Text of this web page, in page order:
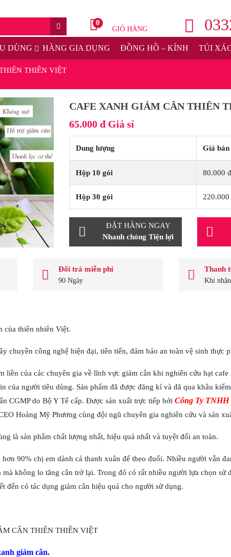
GIỎ HÀNG
0
DÙNG HÀNG GIA DỤNG ĐỒNG HỒ – KÍNH TÚI
THIÊN VIỆT
CAFE XANH GIẢM CÂN THIÊN
65.000 đ Giá sỉ
Dung lượng Giá bán
Hộp 10 gói 80.000 đ
Hộp 30 gói 220.000
ĐẶT HÀNG NGAY
Nhanh chóng Tiện lợi
Đổi trả miễn phí
90 Ngày
Thanh
Khi
của thiên nhiên Việt.
chuyền công nghệ hiện đại, tiên tiến, đảm bảo an toàn vệ sinh thực
liền của các chuyên gia về lĩnh vực giảm cân khi nghiên cứu hạt cafe
của người tiêu dùng. Sản phẩm đã được đăng kí và đã qua khâu
CGMP do Bộ Y Tế cấp. Được sản xuất trực tiếp bởi Công Ty
Hoàng Mỹ Phương cùng đội ngũ chuyên gia nghiên cứu và sản
là sản phẩm chất lượng nhất, hiệu quả nhất và tuyệt đối an toàn.
90% chị em dành cả thanh xuân để theo đuổi. Nhiều người vẫn
không lo tăng cân trở lại. Trong đó có rất nhiều người lựa chọn sử
đến có tác dụng giảm cân hiệu quả cho người sử dụng.
giảm cân.